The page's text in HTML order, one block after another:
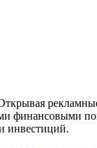
финансовыми
инвестиций.